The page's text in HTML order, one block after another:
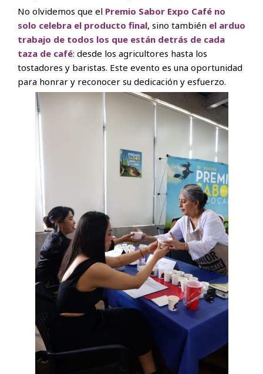
No olvidemos que el Premio Sabor Expo Café no
solo celebra el producto final, sino también el arduo
trabajo de todos los que están detrás de cada
taza de café: desde los agricultores hasta los
tostadores y baristas. Este evento es una oportunidad
para honrar y reconocer su dedicación y esfuerzo.